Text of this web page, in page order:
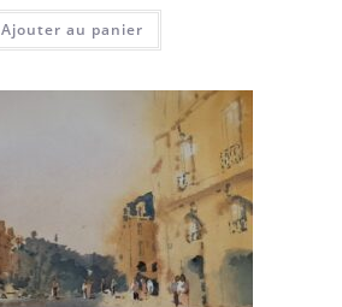
Ajouter au panier